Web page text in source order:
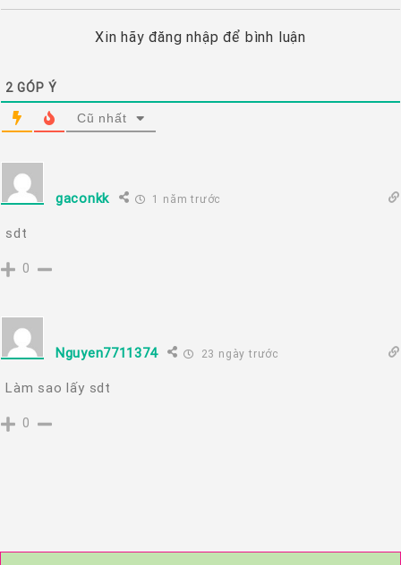
Xin hãy đăng nhập để bình luận
2 GÓP Ý
Cũ nhất
gaconkk 1 năm trước
sdt
0
Nguyen7711374 23 ngày trước
Làm sao lấy sdt
0